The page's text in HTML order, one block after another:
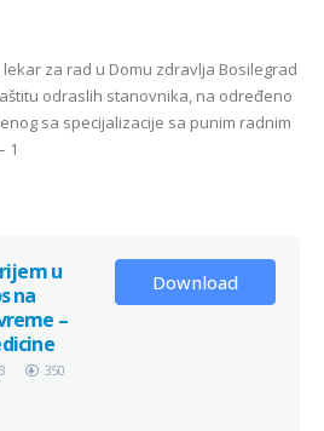
za rad u Domu zdravlja Bosilegrad
odraslih stanovnika, na određeno
sa specijalizacije sa punim radnim
1
u
na
–
350
Download